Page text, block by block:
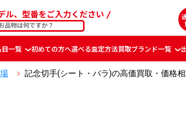
ル、型番をご入力ください
一覧 初めての方へ選べる査定方法買取ブランド一覧
記念切手(シート・バラ)の高価買取・価格